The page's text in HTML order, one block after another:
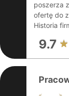
poszerza
ofertę do
Historia
9.7